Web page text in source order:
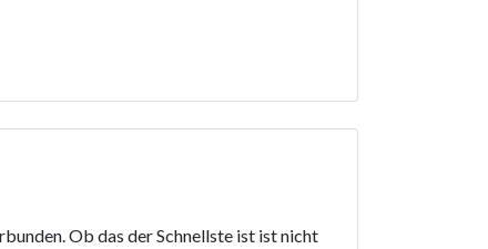
Ob das der Schnellste ist ist nicht